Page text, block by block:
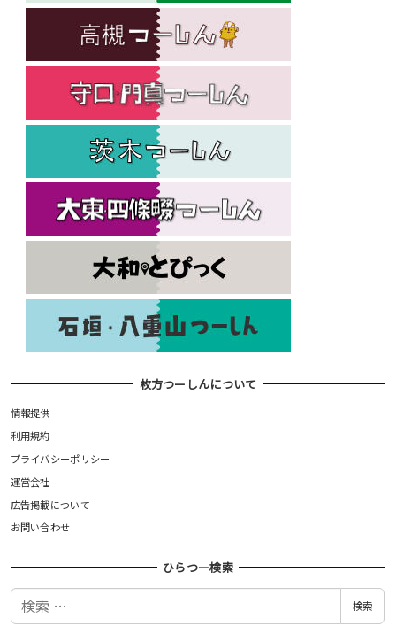
枚方つーしんについて
情報提供
利用規約
プライバシーポリシー
運営会社
広告掲載について
お問い合わせ
ひらつー検索
検
検索